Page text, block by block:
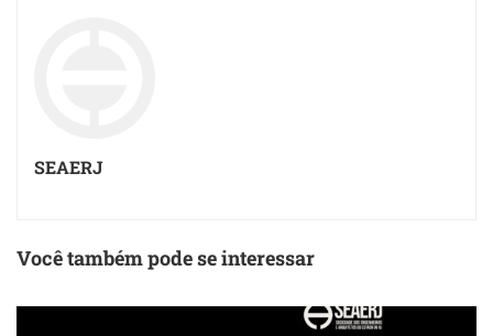
SEAERJ
Você também pode se interessar